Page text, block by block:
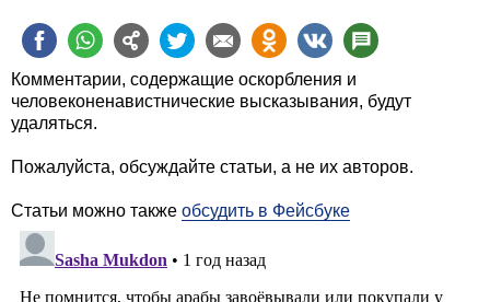
Комментарии, содержащие оскорбления и
человеконенавистнические высказывания, будут
удаляться.
Пожалуйста, обсуждайте статьи, а не их авторов.
Статьи можно также обсудить в Фейсбуке